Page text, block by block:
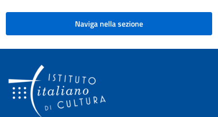
Naviga nella sezione